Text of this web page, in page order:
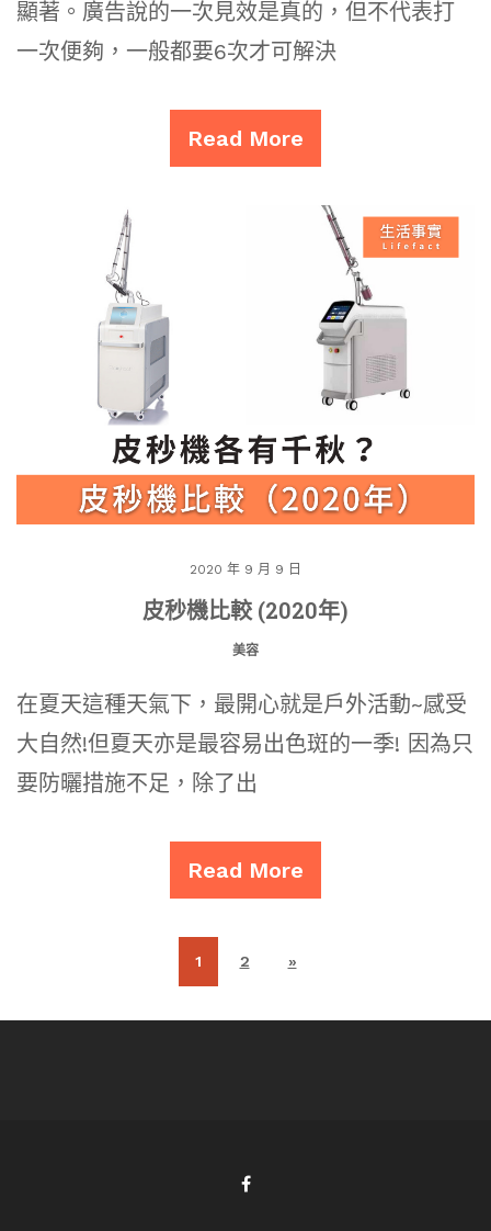
顯著。廣告說的一次見效是真的，但不代表打
一次便夠，一般都要6次才可解決
Read More
2020 年 9 月 9 日
皮秒機比較 (2020年)
美容
在夏天這種天氣下，最開心就是戶外活動~感受
大自然!但夏天亦是最容易出色斑的一季! 因為只
要防曬措施不足，除了出
Read More
1 2 »